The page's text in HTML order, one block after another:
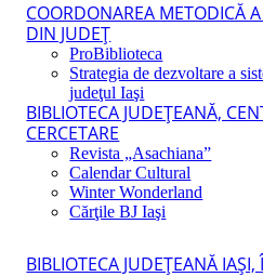
COORDONAREA METODICĂ
DIN JUDEŢ
ProBiblioteca
Strategia de dezvoltare a
judeţul Iaşi
BIBLIOTECA JUDEŢEANĂ,
CERCETARE
Revista „Asachiana”
Calendar Cultural
Winter Wonderland
Cărţile BJ Iaşi
BIBLIOTECA JUDEŢEANĂ